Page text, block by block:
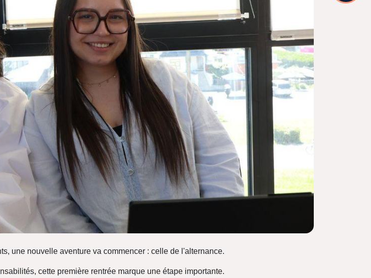
une nouvelle aventure va commencer : celle de l'alternance.
cette première rentrée marque une étape importante.